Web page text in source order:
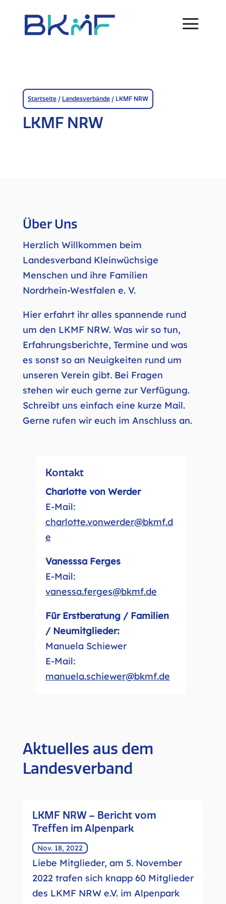
content
Startseite/ Landesverbände/ LKMF NRW
LKMF NRW
Über Uns
Herzlich Willkommen beim
Landesverband Kleinwüchsige
Menschen und ihre Familien
Nordrhein-Westfalen e. V.
Hier erfahrt ihr alles spannende rund
um den LKMF NRW. Was wir so tun,
Erfahrungsberichte, Termine und was
es sonst so an Neuigkeiten rund um
unseren Verein gibt. Bei Fragen
stehen wir euch gerne zur Verfügung.
Schreibt uns einfach eine kurze Mail.
Gerne rufen wir euch im Anschluss an.
Kontakt
Charlotte von Werder
E-Mail:
charlotte.vonwerder@bkmf.d
e
Vanesssa Ferges
E-Mail:
vanessa.ferges@bkmf.de
Für Erstberatung / Familien
/ Neumitglieder:
Manuela Schiewer
E-Mail:
manuela.schiewer@bkmf.de
Aktuelles aus dem
Landesverband
LKMF NRW – Bericht vom
Treffen im Alpenpark
Nov. 18, 2022
Liebe Mitglieder, am 5. November
2022 trafen sich knapp 60 Mitglieder
des LKMF NRW e.V. im Alpenpark